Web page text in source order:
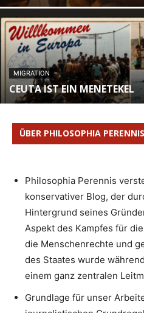
MIGRATION
CEUTA IST EIN MENETEKEL
ÜBER PHILOSOPHIA PERENNIS
Philosophia Perennis
konservativer Blog, der
Hintergrund seines
Aspekt des Kampfes für
die Menschenrechte und
des Staates wurde
einem ganz zentralen
Grundlage für unser